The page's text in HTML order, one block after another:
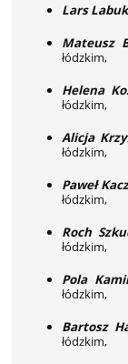
Lars Labuk
Mateusz
łódzkim,
Helena
łódzkim,
Alicja
łódzkim,
Paweł
łódzkim,
Roch
łódzkim,
Pola
łódzkim,
Bartosz
łódzkim,